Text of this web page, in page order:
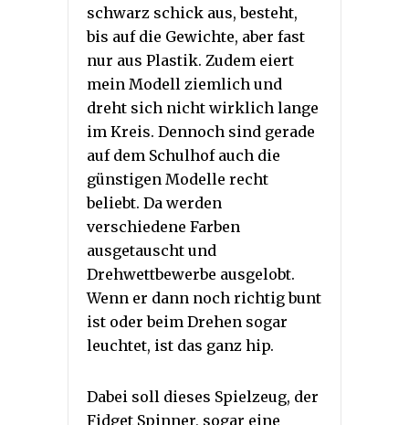
schwarz schick aus, besteht,
bis auf die Gewichte, aber fast
nur aus Plastik. Zudem eiert
mein Modell ziemlich und
dreht sich nicht wirklich lange
im Kreis. Dennoch sind gerade
auf dem Schulhof auch die
günstigen Modelle recht
beliebt. Da werden
verschiedene Farben
ausgetauscht und
Drehwettbewerbe ausgelobt.
Wenn er dann noch richtig bunt
ist oder beim Drehen sogar
leuchtet, ist das ganz hip.
Dabei soll dieses Spielzeug, der
Fidget Spinner, sogar eine